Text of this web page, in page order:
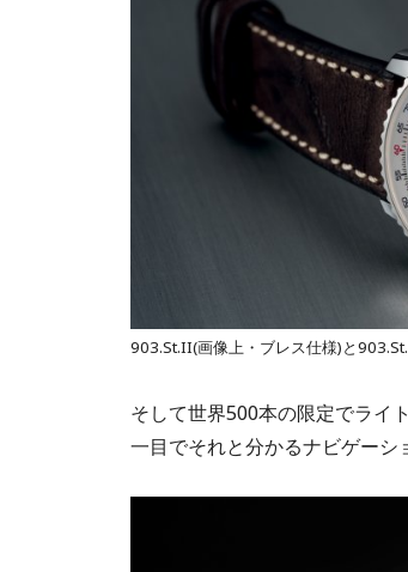
903.St.II(画像上・ブレス仕様)と
そして世界500本の限定でライ
一目でそれと分かるナビゲーシ